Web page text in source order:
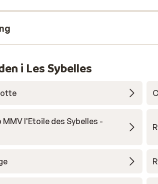
i Les Sybelles
MMV l'Etoile des Sybelles -